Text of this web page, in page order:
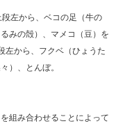
左から、ベコの足（牛の
みの殻）、マメコ（豆）を
左から、フクベ（ひょうた
）、とんぼ。
組み合わせることによって